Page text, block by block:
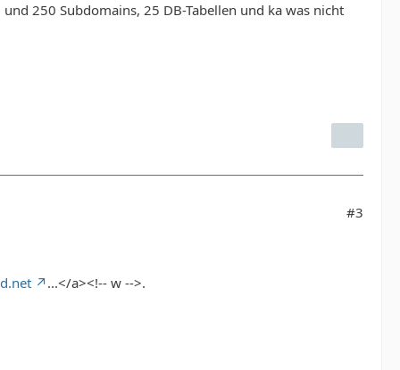
und 250 Subdomains, 25 DB-Tabellen und ka was nicht
#3
...</a><!-- w -->.